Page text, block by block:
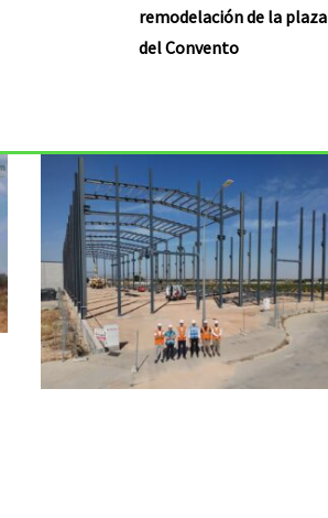
remodelación de la plaza
del Convento